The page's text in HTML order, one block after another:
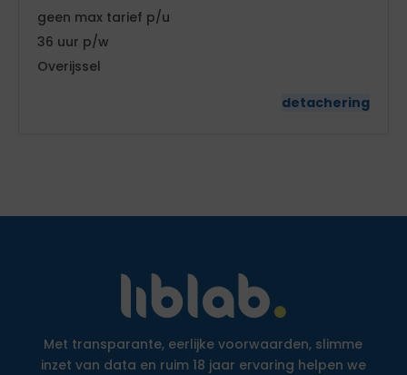
geen
tarief
36
Overijssel
detachering
Met transparante, eerlijke voorwaarden, slimme
inzet van data en ruim 18 jaar ervaring helpen we